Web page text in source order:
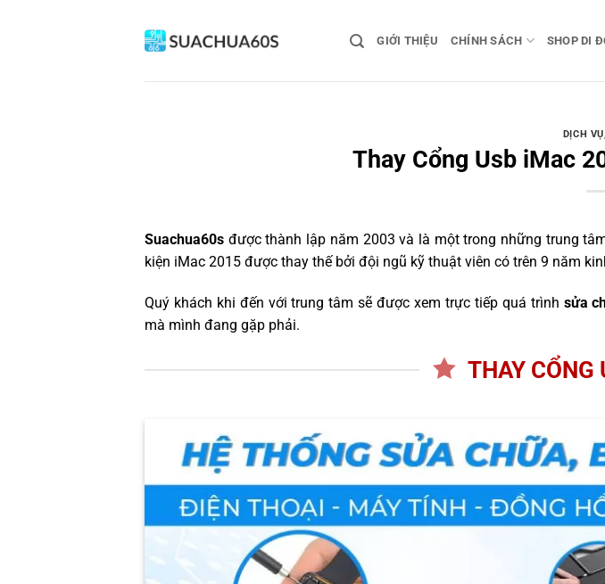
GIỚI THIỆU CHÍNH SÁCH SHOP DI
DỊCH VỤ,
Thay Cổng Usb iMac
Suachua60s được thành lập năm 2003 và là một trong những trung
kiện iMac 2015 được thay thế bởi đội ngũ kỹ thuật viên có trên 9 năm
Quý khách khi đến với trung tâm sẽ được xem trực tiếp quá trình sửa
mà mình đang gặp phải.
THAY